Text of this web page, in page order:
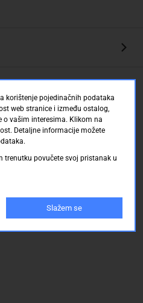
korištenje pojedinačnih podataka
web stranice i između ostalog,
o vašim interesima. Klikom na
Detaljne informacije možete
trenutku povučete svoj pristanak u
Slažem se